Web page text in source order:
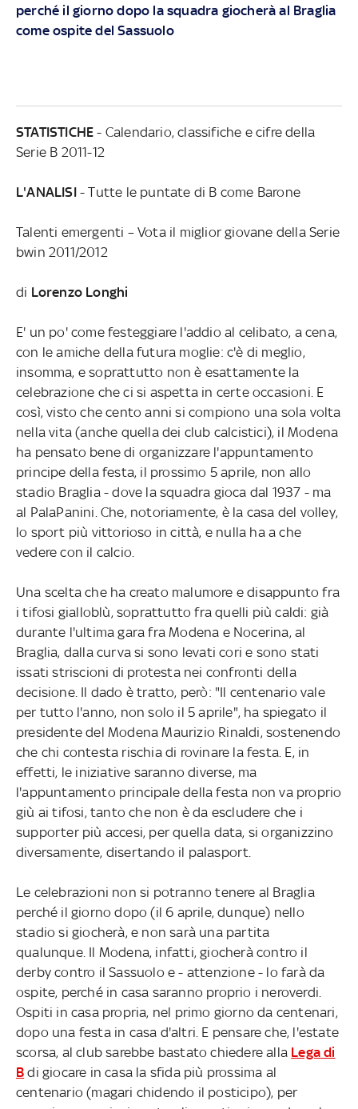
perché il giorno dopo la squadra giocherà al Braglia
come ospite del Sassuolo
STATISTICHE - Calendario, classifiche e cifre della
Serie B 2011-12
L'ANALISI- Tutte le puntate di B come Barone
Talenti emergenti – Vota il miglior giovane della Serie
bwin 2011/2012
di Lorenzo Longhi
E' un po' come festeggiare l'addio al celibato, a cena,
con le amiche della futura moglie: c'è di meglio,
insomma, e soprattutto non è esattamente la
celebrazione che ci si aspetta in certe occasioni. E
così, visto che cento anni si compiono una sola volta
nella vita (anche quella dei club calcistici), il Modena
ha pensato bene di organizzare l'appuntamento
principe della festa, il prossimo 5 aprile, non allo
stadio Braglia - dove la squadra gioca dal 1937 - ma
al PalaPanini. Che, notoriamente, è la casa del volley,
lo sport più vittorioso in città, e nulla ha a che
vedere con il calcio.
Una scelta che ha creato malumore e disappunto fra
i tifosi gialloblù, soprattutto fra quelli più caldi: già
durante l'ultima gara fra Modena e Nocerina, al
Braglia, dalla curva si sono levati cori e sono stati
issati striscioni di protesta nei confronti della
decisione. Il dado è tratto, però: "Il centenario vale
per tutto l'anno, non solo il 5 aprile", ha spiegato il
presidente del Modena Maurizio Rinaldi, sostenendo
che chi contesta rischia di rovinare la festa. E, in
effetti, le iniziative saranno diverse, ma
l'appuntamento principale della festa non va proprio
giù ai tifosi, tanto che non è da escludere che i
supporter più accesi, per quella data, si organizzino
diversamente, disertando il palasport.
Le celebrazioni non si potranno tenere al Braglia
perché il giorno dopo (il 6 aprile, dunque) nello
stadio si giocherà, e non sarà una partita
qualunque. Il Modena, infatti, giocherà contro il
derby contro il Sassuolo e - attenzione - lo farà da
ospite, perché in casa saranno proprio i neroverdi.
Ospiti in casa propria, nel primo giorno da centenari,
dopo una festa in casa d'altri. E pensare che, l'estate
scorsa, al club sarebbe bastato chiedere alla Lega di
B di giocare in casa la sfida più prossima al
centenario (magari chidendo il posticipo), per